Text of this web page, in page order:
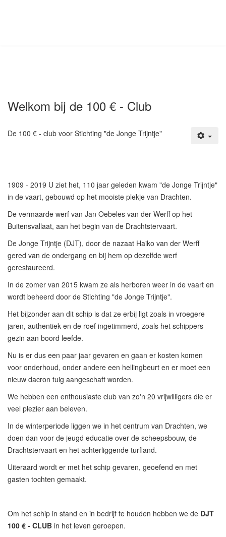
Welkom bij de 100 € - Club
De 100 € - club voor Stichting "de Jonge Trijntje"
1909 - 2019 U ziet het, 110 jaar geleden kwam "de Jonge Trijntje"
in de vaart, gebouwd op het mooiste plekje van Drachten.
De vermaarde werf van Jan Oebeles van der Werff op het
Buitensvallaat, aan het begin van de Drachtstervaart.
De Jonge Trijntje (DJT), door de nazaat Haiko van der Werff
gered van de ondergang en bij hem op dezelfde werf
gerestaureerd.
In de zomer van 2015 kwam ze als herboren weer in de vaart en
wordt beheerd door de Stichting "de Jonge Trijntje".
Het bijzonder aan dit schip is dat ze erbij ligt zoals in vroegere
jaren, authentiek en de roef ingetimmerd, zoals het schippers
gezin aan boord leefde.
Nu is er dus een paar jaar gevaren en gaan er kosten komen
voor onderhoud, onder andere een hellingbeurt en er moet een
nieuw dacron tuig aangeschaft worden.
We hebben een enthousiaste club van zo'n 20 vrijwilligers die er
veel plezier aan beleven.
In de winterperiode liggen we in het centrum van Drachten, we
doen dan voor de jeugd educatie over de scheepsbouw, de
Drachtstervaart en het achterliggende turfland.
Uiteraard wordt er met het schip gevaren, geoefend en met
gasten tochten gemaakt.
Om het schip in stand en in bedrijf te houden hebben we de DJT
100 € - CLUB in het leven geroepen.